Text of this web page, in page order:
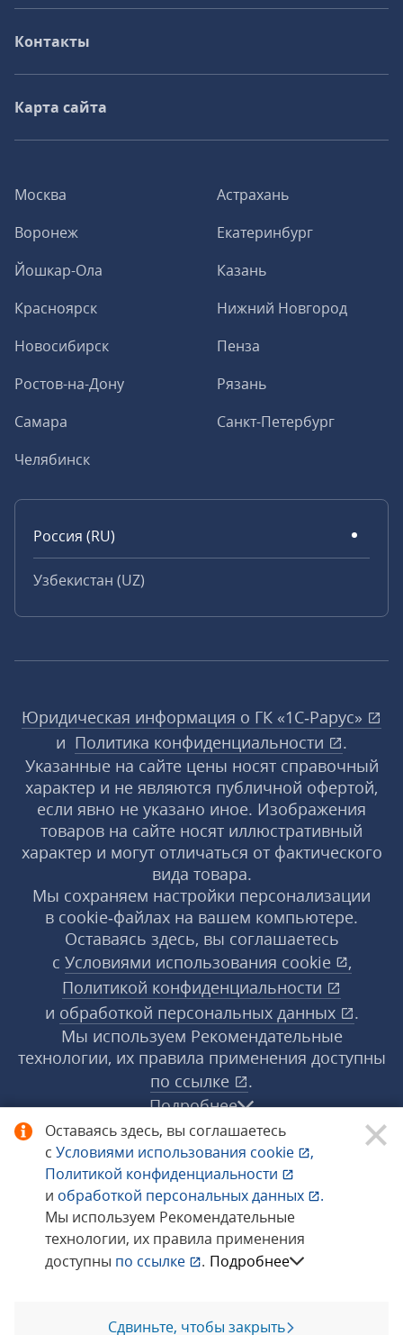
Оставаясь здесь, вы соглашаетесь
с Условиями использования cookie
,
Политикой конфиденциальности
и обработкой персональных данных
.
Мы используем Рекомендательные
технологии, их правила применения
доступны по ссылке . Подробнее
Сдвиньте, чтобы закрыть
Москва
Астрахань
Воронеж
Екатеринбург
Йошкар-Ола
Казань
Красноярск
Нижний Новгород
Новосибирск
Пенза
Ростов-на-Дону
Рязань
Самара
Санкт-Петербург
Челябинск
Россия (RU)
Узбекистан (UZ)
Контакты
Карта сайта
Юридическая информация о ГК «1С‑Рарус»
и Политика конфиденциальности
.
Указанные на сайте цены носят справочный
характер и не являются публичной офертой,
если явно не указано иное. Изображения
товаров на сайте носят иллюстративный
характер и могут отличаться от фактического
вида товара.
Мы сохраняем настройки персонализации
в cookie‑файлах на вашем компьютере.
Оставаясь здесь, вы соглашаетесь
с Условиями использования cookie
,
Политикой конфиденциальности
и обработкой персональных данных
.
Мы используем Рекомендательные
технологии, их правила применения доступны
по ссылке
.
Подробнее
© 1998−2026 «1С‑Рарус» ®. Все права
защищены.
Сообщить об ошибке
Позвоните мне